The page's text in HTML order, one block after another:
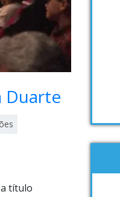
Duarte
título